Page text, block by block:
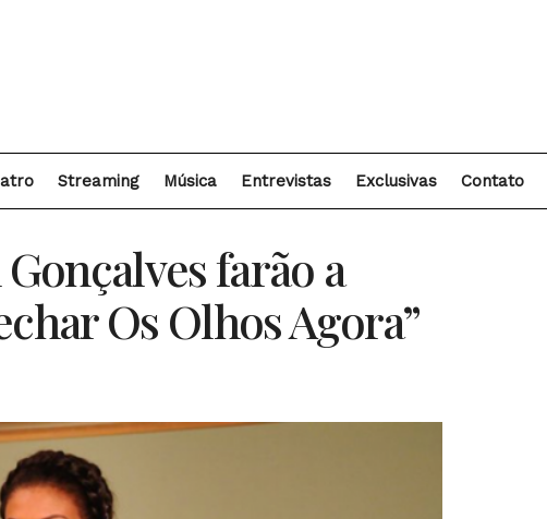
Streaming Música Entrevistas Exclusivas Contato
farão a
Os Olhos Agora”